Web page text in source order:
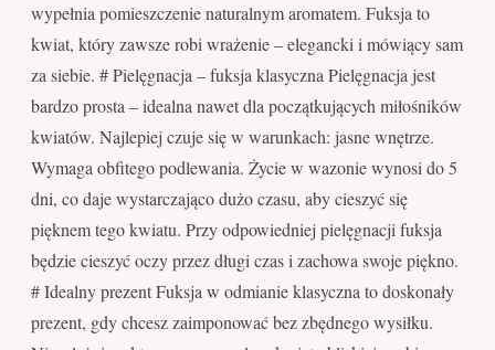
wypełnia pomieszczenie naturalnym aromatem. Fuksja to
kwiat, który zawsze robi wrażenie – elegancki i mówiący sam
za siebie. # Pielęgnacja – fuksja klasyczna Pielęgnacja jest
bardzo prosta – idealna nawet dla początkujących miłośników
kwiatów. Najlepiej czuje się w warunkach: jasne wnętrze.
Wymaga obfitego podlewania. Życie w wazonie wynosi do 5
dni, co daje wystarczająco dużo czasu, aby cieszyć się
pięknem tego kwiatu. Przy odpowiedniej pielęgnacji fuksja
będzie cieszyć oczy przez długi czas i zachowa swoje piękno.
# Idealny prezent Fuksja w odmianie klasyczna to doskonały
prezent, gdy chcesz zaimponować bez zbędnego wysiłku.